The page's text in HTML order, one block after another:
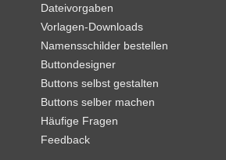
Dateivorgaben
Vorlagen-Downloads
Namensschilder bestellen
Buttondesigner
Buttons selbst gestalten
Buttons selber machen
Häufige Fragen
Feedback